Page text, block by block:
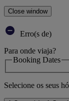
Close window
Erro(s de)
Para onde viaja?
Booking Dates
Selecione os seus